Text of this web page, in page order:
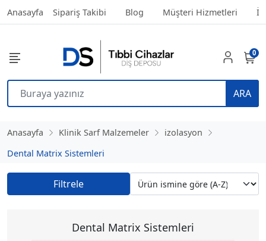
Anasayfa Sipariş Takibi Blog Müşteri Hizmetleri
ARA
0
Anasayfa Klinik Sarf Malzemeler
izolasyon
Dental Matrix Sistemleri
Filtrele
Dental Matrix Sistemleri